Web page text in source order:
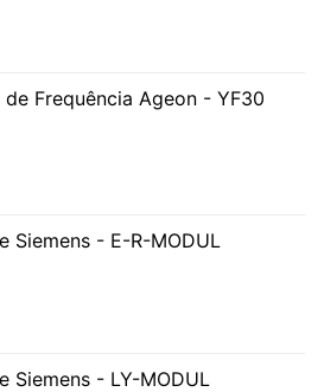
de Frequência Ageon - YF30
Siemens - E-R-MODUL
Siemens - LY-MODUL